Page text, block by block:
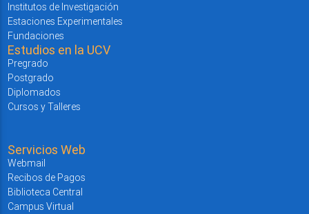
Institutos de Investigación
Estaciones Experimentales
Fundaciones
Estudios en la UCV
Pregrado
Postgrado
Diplomados
Cursos y Talleres
Servicios Web
Webmail
Recibos de Pagos
Biblioteca Central
Campus Virtual